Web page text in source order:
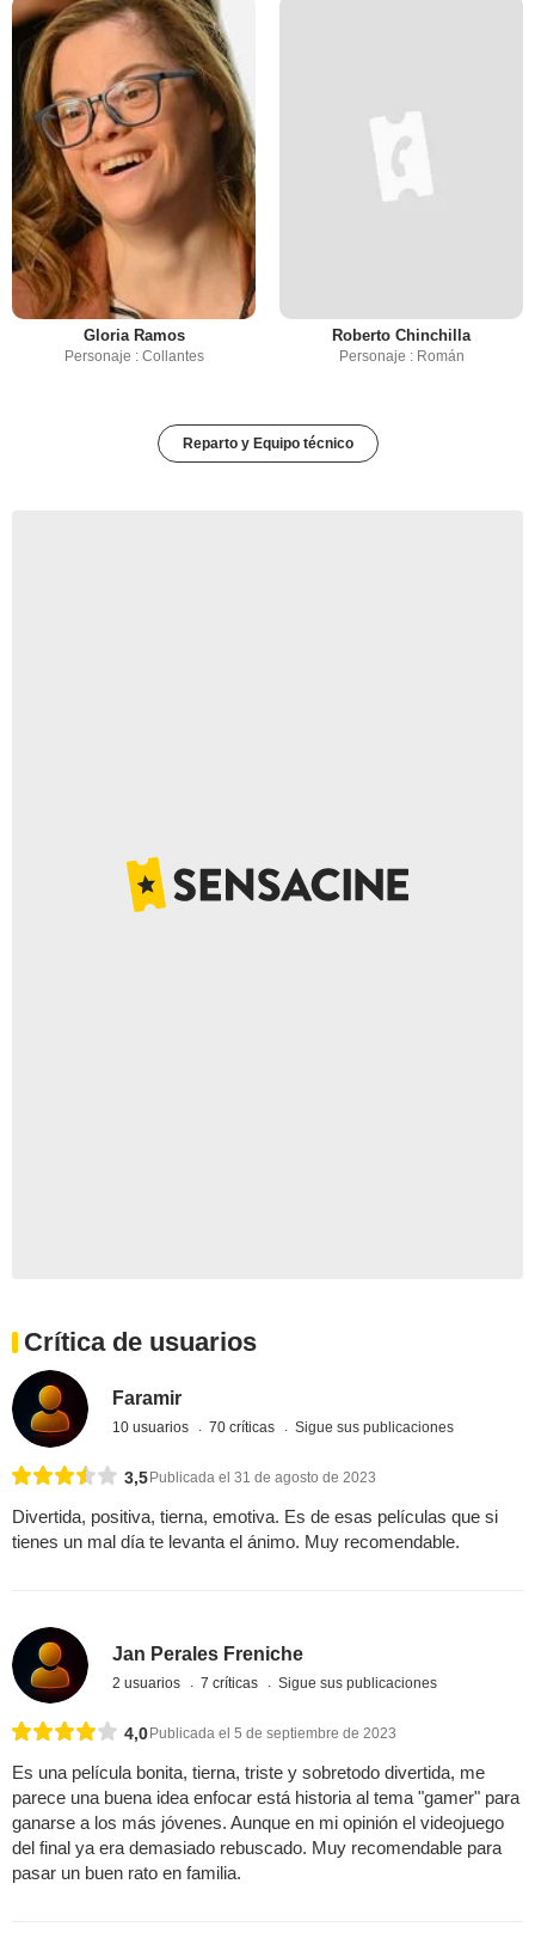
Gloria Ramos
Personaje : Collantes
Roberto Chinchilla
Personaje : Román
Reparto y Equipo técnico
Crítica de usuarios
Faramir
10 usuarios 70 críticas Sigue sus publicaciones
3,5Publicada el 31 de agosto de 2023
Divertida, positiva, tierna, emotiva. Es de esas películas que si
tienes un mal día te levanta el ánimo. Muy recomendable.
Jan Perales Freniche
2 usuarios 7 críticas Sigue sus publicaciones
4,0Publicada el 5 de septiembre de 2023
Es una película bonita, tierna, triste y sobretodo divertida, me
parece una buena idea enfocar está historia al tema "gamer" para
ganarse a los más jóvenes. Aunque en mi opinión el videojuego
del final ya era demasiado rebuscado. Muy recomendable para
pasar un buen rato en familia.